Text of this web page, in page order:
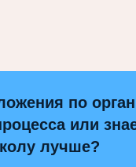
по
или
лучше?